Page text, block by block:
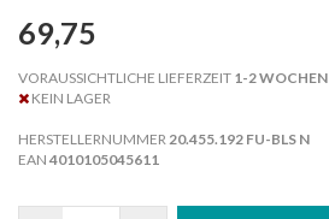
69,75
VORAUSSICHTLICHE LIEFERZEIT 1-2 WOCHEN
KEIN LAGER
HERSTELLERNUMMER 20.455.192 FU-BLS N
EAN 4010105045611